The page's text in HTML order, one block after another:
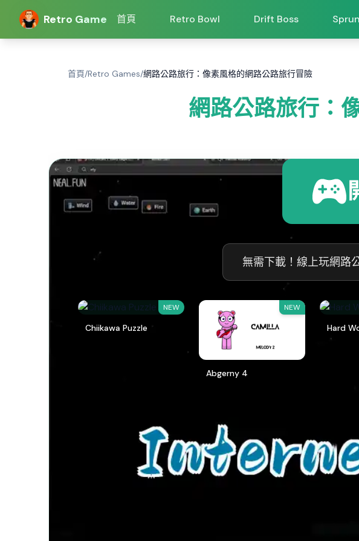
Retro Game 首頁 Retro Bowl Drift Boss
首頁/Retro Games/網路公路旅行：像素風格的網路公路旅行冒險
網路公路旅行：
無需下載！線上玩網路
NEW
Chiikawa Puzzle
NEW
Abgerny 4
Hard